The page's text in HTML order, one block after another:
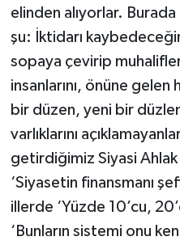
elinden alıyorlar.
şu: İktidarı
sopaya çevirip
insanlarını, önüne
bir düzen, yeni bir
varlıklarını
getirdiğimiz Siyasi Ahlak
‘Siyasetin finansmanı
illerde ‘Yüzde 10’cu,
‘Bunların sistemi onu